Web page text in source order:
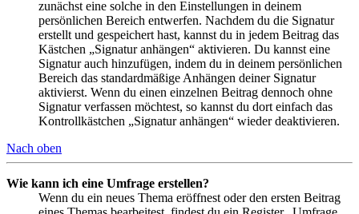
zunächst eine solche in den Einstellungen in deinem
persönlichen Bereich entwerfen. Nachdem du die Signatur
erstellt und gespeichert hast, kannst du in jedem Beitrag das
Kästchen „Signatur anhängen“ aktivieren. Du kannst eine
Signatur auch hinzufügen, indem du in deinem persönlichen
Bereich das standardmäßige Anhängen deiner Signatur
aktivierst. Wenn du einen einzelnen Beitrag dennoch ohne
Signatur verfassen möchtest, so kannst du dort einfach das
Kontrollkästchen „Signatur anhängen“ wieder deaktivieren.
Nach oben
Wie kann ich eine Umfrage erstellen?
Wenn du ein neues Thema eröffnest oder den ersten Beitrag